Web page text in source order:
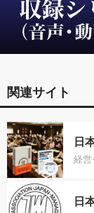
関連サイト
日
経営
日